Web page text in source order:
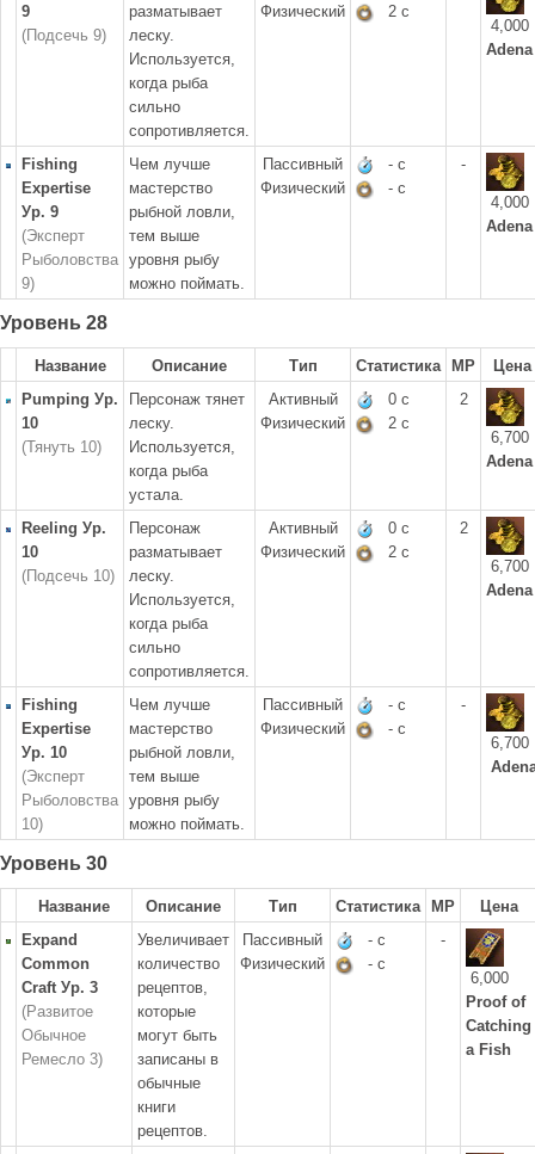
9
(Подсечь 9)
разматывает
леску.
Используется,
когда рыба
сильно
сопротивляется.
Физический
2 с
4,000
Adena
Fishing
Expertise
Ур. 9
(Эксперт
Рыболовства
9)
Чем лучше
мастерство
рыбной ловли,
тем выше
уровня рыбу
можно поймать.
Пассивный
Физический
- с
- с
-
4,000
Adena
Уровень 28
Название Описание Тип Статистика MP
Цена
Pumping Ур.
10
(Тянуть 10)
Персонаж тянет
леску.
Используется,
когда рыба
устала.
Активный
Физический
0 с
2 с
2
6,700
Adena
Reeling Ур.
10
(Подсечь 10)
Персонаж
разматывает
леску.
Используется,
когда рыба
сильно
сопротивляется.
Активный
Физический
0 с
2 с
2
6,700
Adena
Fishing
Expertise
Ур. 10
(Эксперт
Рыболовства
10)
Чем лучше
мастерство
рыбной ловли,
тем выше
уровня рыбу
можно поймать.
Пассивный
Физический
- с
- с
-
6,700
Уровень 30
Название Описание Тип Статистика MP
Цена
Expand
Common
Craft Ур. 3
(Развитое
Обычное
Ремесло 3)
Увеличивает
количество
рецептов,
которые
могут быть
записаны в
обычные
книги
рецептов.
Пассивный
Физический
- с
- с
-
6,000
Proof of
Catching
a Fish